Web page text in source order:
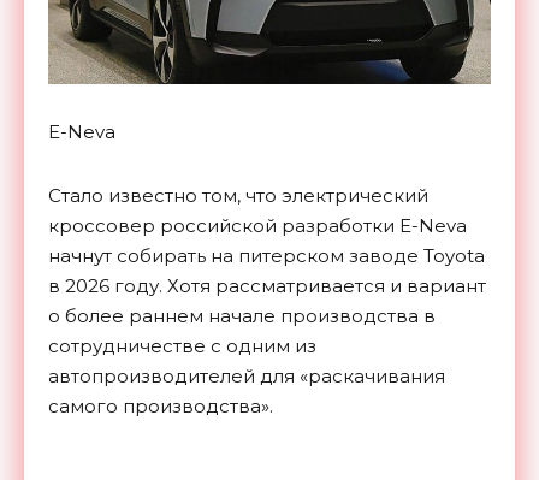
E-Neva
Стало известно том, что электрический
кроссовер российской разработки E-Neva
начнут собирать на питерском заводе Toyota
в 2026 году. Хотя рассматривается и вариант
о более раннем начале производства в
сотрудничестве с одним из
автопроизводителей для «раскачивания
самого производства».